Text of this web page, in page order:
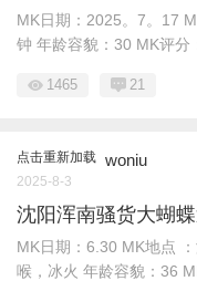
MK日期：2025。7。17
钟 年龄容貌：30 MK评分
1465 21
点击重新加载 woniu
2025-8-3
沈阳浑南骚货大蝴蝶
MK日期：6.30 MK地点
喉，冰火 年龄容貌：36